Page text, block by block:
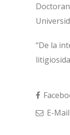
“De la
E-Mail